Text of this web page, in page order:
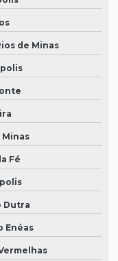
de Minas
Fé
Dutra
Enéas